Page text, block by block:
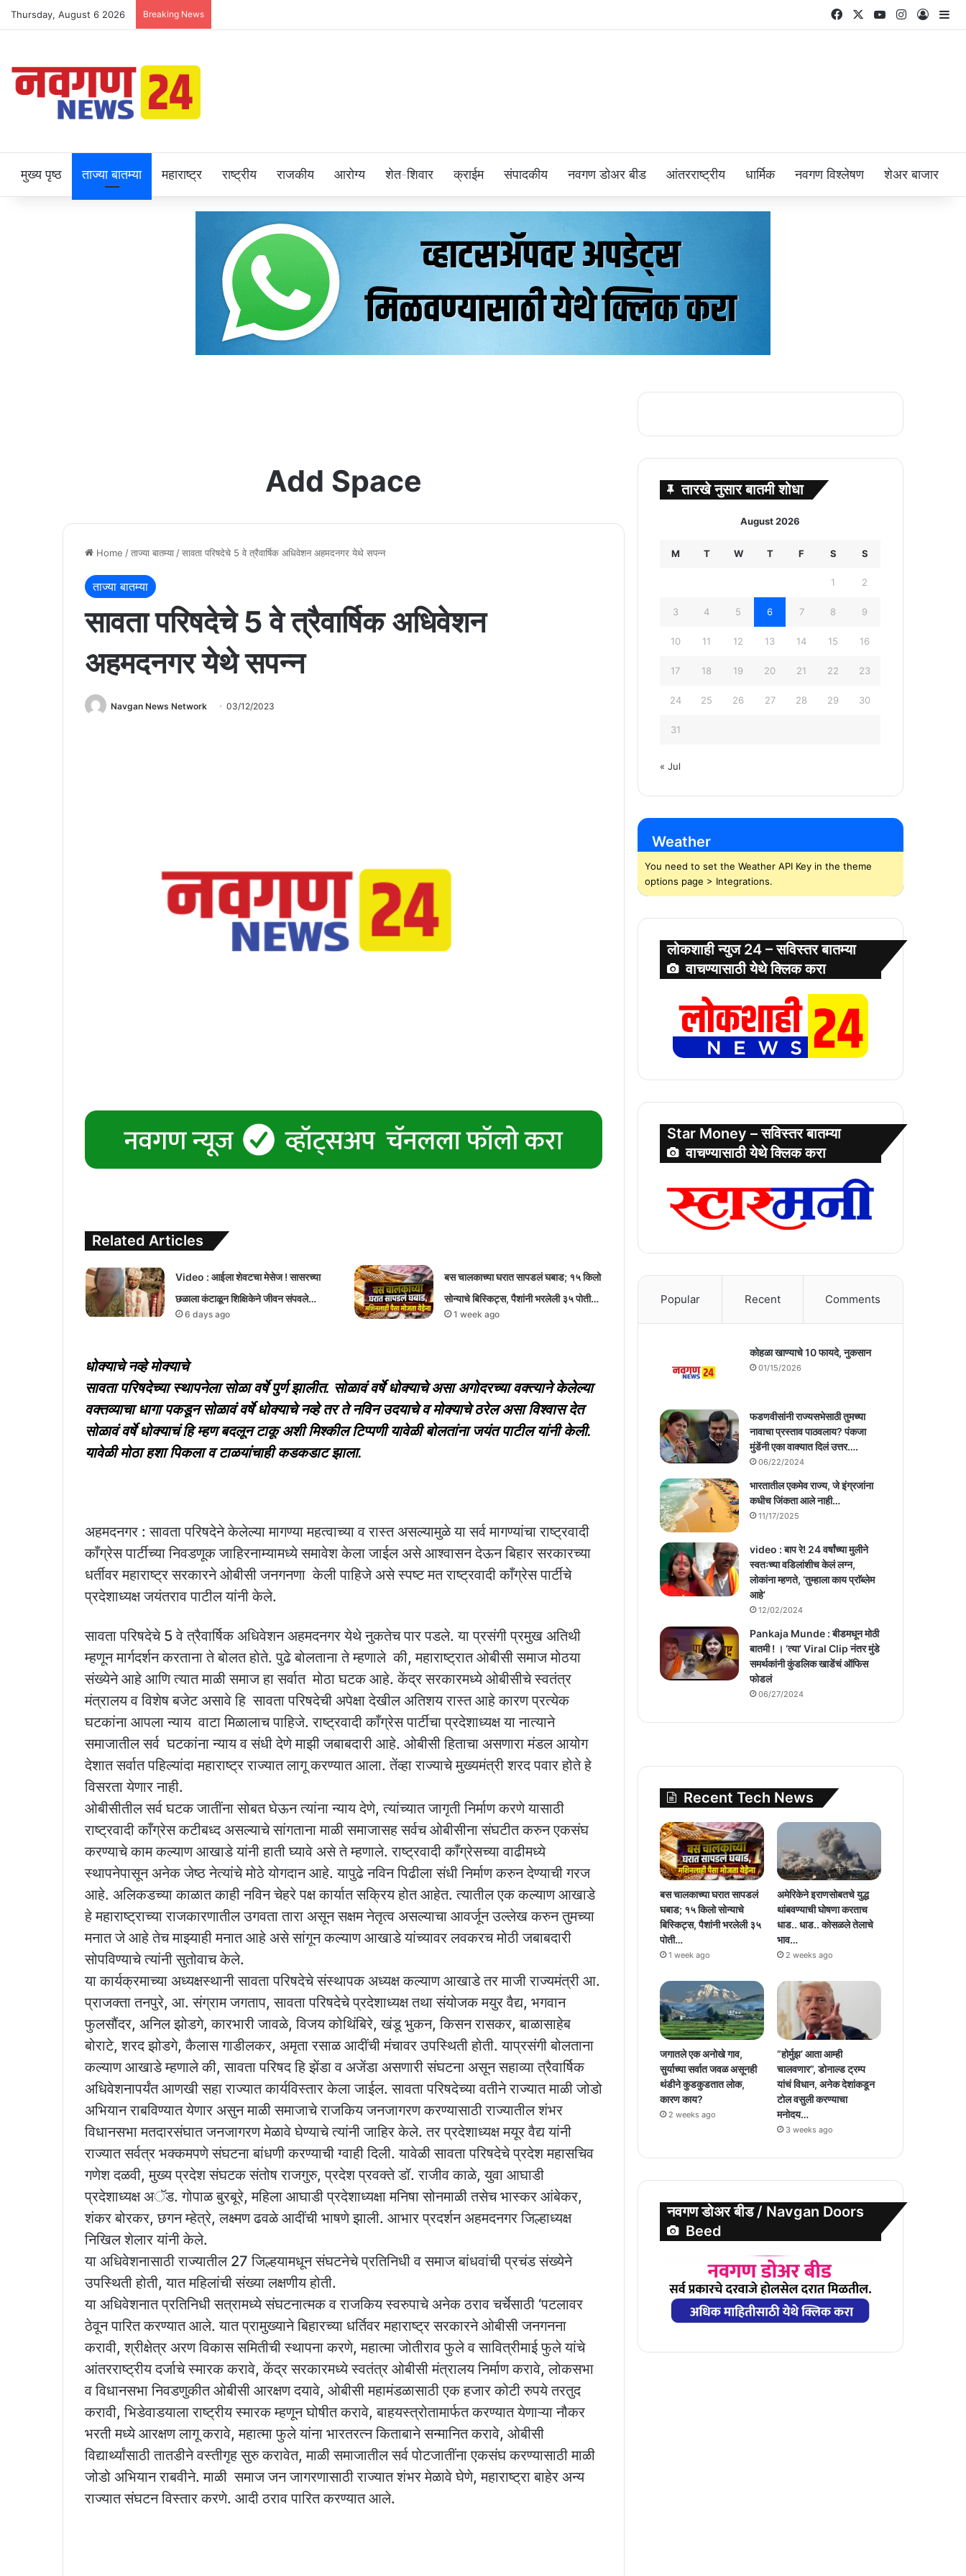
Thursday, August 6 2026 Breaking News FacebookYouTubeInstagram
Log In
मुख्य पृष्ठ ताज्या बातम्या महाराष्ट्र राष्ट्रीय राजकीय आरोग्य शेत-शिवार क्राईम संपादकीय नवगण डोअर बीड आंतरराष्ट्रीय धार्मिक नवगण विश्लेषण शेअर बाजार
Add Space
Home /ताज्या बातम्या /सावता परिषदेचे 5 वे त्रैवार्षिक अधिवेशन अहमदनगर येथे सपन्न
ताज्या बातम्या
सावता परिषदेचे 5 वे त्रैवार्षिक अधिवेशन
अहमदनगर येथे सपन्न
Navgan News Network 03/12/2023
Related Articles
Video : आईला शेवटचा मेसेज ! सासरच्या
छळाला कंटाळून शिक्षिकेने जीवन संपवले…
6 days ago
बस चालकाच्या घरात सापडलं घबाड; १५ किलो
सोन्याचे बिस्किट्स, पैशांनी भरलेली ३५ पोती…
1 week ago
धोक्याचे नव्हे मोक्याचे
सावता परिषदेच्या स्थापनेला सोळा वर्षे पुर्ण झालीत. सोळावं वर्षे धोक्याचे असा अगोदरच्या वक्त्याने केलेल्या
वक्तव्याचा धागा पकडून सोळावं वर्षे धोक्याचे नव्हे तर ते नविन उदयाचे व मोक्याचे ठरेल असा विश्वास देत
सोळावं वर्षे धोक्याचं हि म्हण बदलून टाकू अशी मिश्कील टिप्पणी यावेळी बोलतांना जयंत पाटील यांनी केली.
यावेळी मोठा हशा पिकला व टाळयांचाही कडकडाट झाला.
अहमदनगर : सावता परिषदेने केलेल्या मागण्या महत्वाच्या व रास्त असल्यामुळे या सर्व मागण्यांचा राष्ट्रवादी
काँग्रेस पार्टीच्या निवडणूक जाहिरनाम्यामध्ये समावेश केला जाईल असे आश्वासन देऊन बिहार सरकारच्या
धर्तीवर महाराष्ट्र सरकारने ओबीसी जनगनणा केली पाहिजे असे स्पष्ट मत राष्ट्रवादी काँग्रेस पार्टीचे
प्रदेशाध्यक्ष जयंतराव पाटील यांनी केले.
सावता परिषदेचे 5 वे त्रैवार्षिक अधिवेशन अहमदनगर येथे नुकतेच पार पडले. या प्रसंगी प्रमुख अतिथी
म्हणून मार्गदर्शन करताना ते बोलत होते. पुढे बोलताना ते म्हणाले की, महाराष्ट्रात ओबीसी समाज मोठया
संख्येने आहे आणि त्यात माळी समाज हा सर्वात मोठा घटक आहे. केंद्र सरकारमध्ये ओबीसीचे स्वतंत्र
मंत्रालय व विशेष बजेट असावे हि सावता परिषदेची अपेक्षा देखील अतिशय रास्त आहे कारण प्रत्येक
घटकांना आपला न्याय वाटा मिळालाच पाहिजे. राष्ट्रवादी काँग्रेस पार्टीचा प्रदेशाध्यक्ष या नात्याने
समाजातील सर्व घटकांना न्याय व संधी देणे माझी जबाबदारी आहे. ओबीसी हिताचा असणारा मंडल आयोग
देशात सर्वात पहिल्यांदा महाराष्ट्र राज्यात लागू करण्यात आला. तेंव्हा राज्याचे मुख्यमंत्री शरद पवार होते हे
विसरता येणार नाही.
ओबीसीतील सर्व घटक जातींना सोबत घेऊन त्यांना न्याय देणे, त्यांच्यात जागृती निर्माण करणे यासाठी
राष्ट्रवादी काँग्रेस कटीबध्द असल्याचे सांगताना माळी समाजासह सर्वच ओबीसीना संघटीत करुन एकसंघ
करण्याचे काम कल्याण आखाडे यांनी हाती घ्यावे असे ते म्हणाले. राष्ट्रवादी काँग्रेसच्या वाढीमध्ये
स्थापनेपासून अनेक जेष्ठ नेत्यांचे मोठे योगदान आहे. यापुढे नविन पिढीला संधी निर्माण करुन देण्याची गरज
आहे. अलिकडच्या काळात काही नविन चेहरे पक्ष कार्यात सक्रिय होत आहेत. त्यातील एक कल्याण आखाडे
हे महाराष्ट्राच्या राजकारणातील उगवता तारा असून सक्षम नेतृत्व असल्याचा आवर्जून उल्लेख करुन तुमच्या
मनात जे आहे तेच माझ्याही मनात आहे असे सांगून कल्याण आखाडे यांच्यावर लवकरच मोठी जबाबदारी
सोपविण्याचे त्यांनी सुतोवाच केले.
या कार्यक्रमाच्या अध्यक्षस्थानी सावता परिषदेचे संस्थापक अध्यक्ष कल्याण आखाडे तर माजी राज्यमंत्री आ.
प्राजक्ता तनपुरे, आ. संग्राम जगताप, सावता परिषदेचे प्रदेशाध्यक्ष तथा संयोजक मयुर वैद्य, भगवान
फुलसौंदर, अनिल झोडगे, कारभारी जावळे, विजय कोथिंबिरे, खंडू भुकन, किसन रासकर, बाळासाहेब
बोराटे, शरद झोडगे, कैलास गाडीलकर, अमृता रसाळ आदींची मंचावर उपस्थिती होती. याप्रसंगी बोलताना
कल्याण आखाडे म्हणाले की, सावता परिषद हि झेंडा व अजेंडा असणारी संघटना असून सहाव्या त्रैवार्षिक
अधिवेशनापर्यंत आणखी सहा राज्यात कार्यविस्तार केला जाईल. सावता परिषदेच्या वतीने राज्यात माळी जोडो
अभियान राबविण्यात येणार असुन माळी समाजाचे राजकिय जनजागरण करण्यासाठी राज्यातील शंभर
विधानसभा मतदारसंघात जनजागरण मेळावे घेण्याचे त्यांनी जाहिर केले. तर प्रदेशाध्यक्ष मयूर वैद्य यांनी
राज्यात सर्वत्र भक्कमपणे संघटना बांधणी करण्याची ग्वाही दिली. यावेळी सावता परिषदेचे प्रदेश महासचिव
गणेश दळवी, मुख्य प्रदेश संघटक संतोष राजगुरु, प्रदेश प्रवक्ते डॉ. राजीव काळे, युवा आघाडी
प्रदेशाध्यक्ष अॅड. गोपाळ बुरबूरे, महिला आघाडी प्रदेशाध्यक्षा मनिषा सोनमाळी तसेच भास्कर आंबेकर,
शंकर बोरकर, छगन म्हेत्रे, लक्ष्मण ढवळे आदींची भाषणे झाली. आभार प्रदर्शन अहमदनगर जिल्हाध्यक्ष
निखिल शेलार यांनी केले.
या अधिवेशनासाठी राज्यातील 27 जिल्हयामधून संघटनेचे प्रतिनिधी व समाज बांधवांची प्रचंड संख्येने
उपस्थिती होती, यात महिलांची संख्या लक्षणीय होती.
या अधिवेशनात प्रतिनिधी सत्रामध्ये संघटनात्मक व राजकिय स्वरुपाचे अनेक ठराव चर्चेसाठी ‘पटलावर
ठेवून पारित करण्यात आले. यात प्रामुख्याने बिहारच्या धर्तिवर महाराष्ट्र सरकारने ओबीसी जनगनना
करावी, श्रीक्षेत्र अरण विकास समितीची स्थापना करणे, महात्मा जोतीराव फुले व सावित्रीमाई फुले यांचे
आंतरराष्ट्रीय दर्जाचे स्मारक करावे, केंद्र सरकारमध्ये स्वतंत्र ओबीसी मंत्रालय निर्माण करावे, लोकसभा
व विधानसभा निवडणुकीत ओबीसी आरक्षण दयावे, ओबीसी महामंडळासाठी एक हजार कोटी रुपये तरतुद
करावी, भिडेवाडयाला राष्ट्रीय स्मारक म्हणून घोषीत करावे, बाहयस्त्रोतामार्फत करण्यात येणाऱ्या नौकर
भरती मध्ये आरक्षण लागू करावे, महात्मा फुले यांना भारतरत्न किताबाने सन्मानित करावे, ओबीसी
विद्यार्थ्यांसाठी तातडीने वस्तीगृह सुरु करावेत, माळी समाजातील सर्व पोटजातींना एकसंघ करण्यासाठी माळी
जोडो अभियान राबवीने. माळी समाज जन जागरणासाठी राज्यात शंभर मेळावे घेणे, महाराष्ट्रा बाहेर अन्य
राज्यात संघटन विस्तार करणे. आदी ठराव पारित करण्यात आले.
तारखे नुसार बातमी शोधा
August 2026
M T W T F S S
1 2
3 4 5 6 7 8 9
10 11 12 13 14 15 16
17 18 19 20 21 22 23
24 25 26 27 28 29 30
31
« Jul
Weather
You need to set the Weather API Key in the theme
options page > Integrations.
लोकशाही न्युज 24 – सविस्तर बातम्या
वाचण्यासाठी येथे क्लिक करा
Star Money – सविस्तर बातम्या
वाचण्यासाठी येथे क्लिक करा
Popular Recent Comments
कोहळा खाण्याचे 10 फायदे, नुकसान
01/15/2026
फडणवीसांनी राज्यसभेसाठी तुमच्या
नावाचा प्रस्ताव पाठवलाय? पंकजा
मुंडेंनी एका वाक्यात दिलं उत्तर….
06/22/2024
भारतातील एकमेव राज्य, जे इंग्रजांना
कधीच जिंकता आले नाही…
11/17/2025
video : बाप रे! 24 वर्षांच्या मुलीने
स्वतःच्या वडिलांशीच केलं लग्न,
लोकांना म्हणते, ‘तुम्हाला काय प्राॅब्लेम
आहे’
12/02/2024
Pankaja Munde : बीडमधून मोठी
बातमी ! । ‘त्या’ Viral Clip नंतर मुंडे
समर्थकांनी कुंडलिक खाडेंचं ऑफिस
फोडलं
06/27/2024
Recent Tech News
बस चालकाच्या घरात सापडलं
घबाड; १५ किलो सोन्याचे
बिस्किट्स, पैशांनी भरलेली ३५
पोती…
1 week ago
अमेरिकेने इराणसोबतचे युद्ध
थांबवण्याची घोषणा करताच
धाड.. धाड.. कोसळले तेलाचे
भाव…
2 weeks ago
जगातले एक अनोखे गाव,
सुर्याच्या सर्वात जवळ असूनही
थंडीने कुडकुडतात लोक,
कारण काय?
2 weeks ago
”होर्मुझ’ आता आम्ही
चालवणार”, डोनाल्ड ट्रम्प
यांचं विधान, अनेक देशांकडून
टोल वसुली करण्याचा
मनोदय…
3 weeks ago
नवगण डोअर बीड / Navgan Doors
Beed